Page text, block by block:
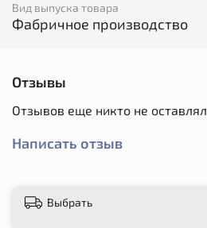
Вид выпуска товара
Фабричное производство
Отзывы
Отзывов еще никто не оставлял
Написать отзыв
Выбрать